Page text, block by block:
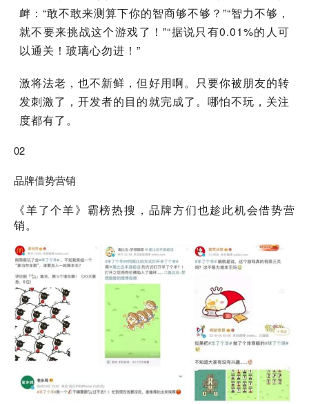
衅：“敢不敢来测算下你的智商够不够？”“智力不够，
就不要来挑战这个游戏了！”“据说只有0.01%的人可
以通关！玻璃心勿进！”
激将法老，也不新鲜，但好用啊。只要你被朋友的转
发刺激了，开发者的目的就完成了。哪怕不玩，关注
度都有了。
02
品牌借势营销
《羊了个羊》霸榜热搜，品牌方们也趁此机会借势营
销。